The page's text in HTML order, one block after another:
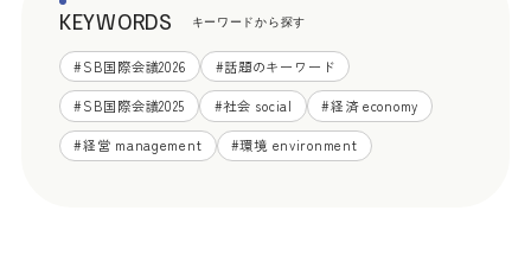
KEYWORDS キーワードから探す
#SB国際会議2026 #話題のキーワード
#SB国際会議2025 #社会 social #経済 economy
#経営 management #環境 environment